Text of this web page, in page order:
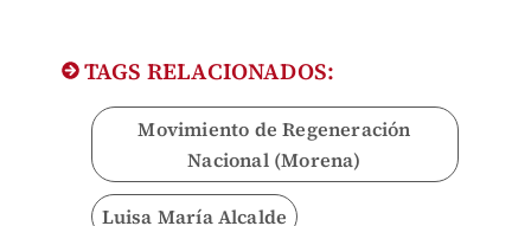
TAGS RELACIONADOS:
Movimiento de Regeneración
Nacional (Morena)
Luisa María Alcalde